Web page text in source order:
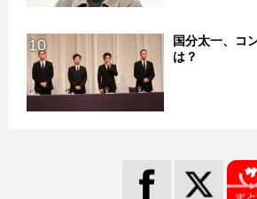
10
国分太一、コ
は？